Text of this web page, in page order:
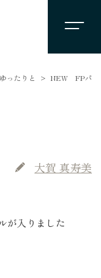
ったりと NEW FPパネ
大賀 真寿美
が入りました